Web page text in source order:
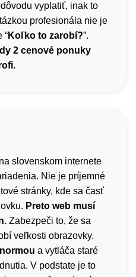
vyplatiť, inak to
profesionála nie je
“Koľko to zarobí?”.
2 cenové ponuky
slovenskom internete
Nie je príjemné
stránky, kde sa časť
Preto web musí
Zabezpeči to, že sa
veľkosti obrazovky.
a vytláča staré
V podstate je to